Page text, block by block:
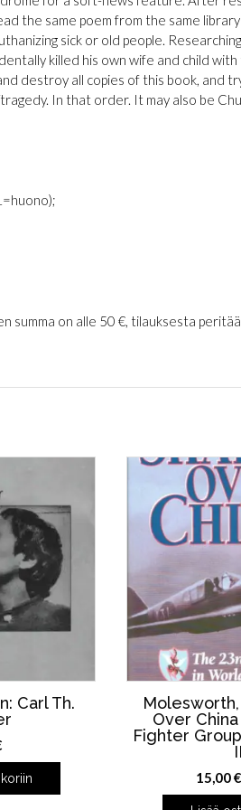
the same poem from the same
sick or old people.
killed his own wife and child with
destroy all copies of this book, and
In that order. It may also be
summa on alle 50 €, tilauksesta
Carl Th.
Molesworth,
Over
Fighter
II
15,00€